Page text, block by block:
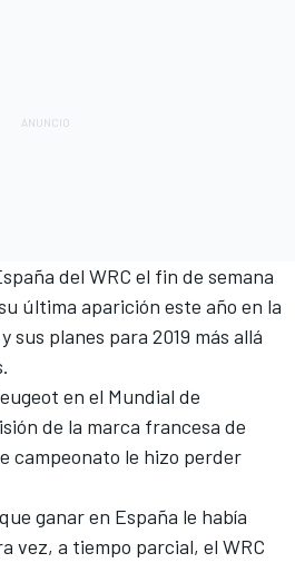
del WRC el fin de semana
última aparición este año en la
sus planes para 2019 más allá
en el Mundial de
de la marca francesa de
campeonato le hizo perder
ganar en España le había
vez, a tiempo parcial, el WRC